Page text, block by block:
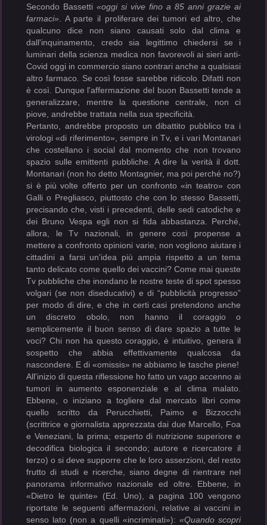
Secondo Bassetti «oggi si vive fino a 85 anni grazie ai
farmaci» . A parte il proliferare dei tumori ed altro, che
qualcuno dice non siano causati solo dal clima e
dall'inquinamento, credo sia legittimo chiedersi se i
luminari della scienza medica non favorevoli ai sieri anti-
Covid oggi in commercio siano contrari anche a qualsiasi
altro farmaco. Se così fosse sarebbe ridicolo. Difatti non
è così. Dunque l'affermazione del buon Bassetti tende a
generalizzare, mentre la questione centrale, non ci
piove, andrebbe trattata nella sua specificità.
Pertanto, andrebbe proposto un dibattito pubblico tra i
virologi «di riferimento», sempre in Tv, e i vari Montanari
che costellano i social dal momento che non trovano
spazio sulle emittenti pubbliche. A dire la verità il dott.
Montanari (non ho detto Montagnier, ma poi perché no?)
si è più volte offerto per un confronto «in teatro» con
Galli o Pregliasco, piuttosto che con lo stesso Bassetti,
precisando che, visti i precedenti, delle sedi catodiche e
dei Bruno Vespa egli non si fida abbastanza. Perché,
allora, le Tv nazionali, in genere così propense a
mettere a confronto opinioni varie, non vogliono aiutare i
cittadini a farsi un'idea più ampia rispetto a un tema
tanto delicato come quello dei vaccini? Come mai queste
Tv pubbliche che inondano le nostre teste di spot spesso
volgari (se non diseducativi) e di “pubblicità progresso”
per modo di dire, e che in certi casi pretendono anche
un discreto obolo, non hanno il coraggio o
semplicemente il buon senso di dare spazio a tutte le
voci? Chi non ha questo coraggio, è intuitivo, genera il
sospetto che abbia effettivamente qualcosa da
nascondere. E di «omissis» ne abbiamo le tasche piene!
All'inizio di questa riflessione ho fatto un vago accenno ai
tumori in aumento esponenziale e al clima malato.
Ebbene, o iniziano a togliere dal mercato libri come
quello scritto da Perucchietti, Paimo e Bizzocchi
(scrittrice e giornalista apprezzata dai due Marcello, Foa
e Veneziani, la prima; esperto di nutrizione superiore e
decodifica biologica il secondo; autore e ricercatore il
terzo) o si deve supporre che le loro asserzioni, del resto
frutto di studi e ricerche, siano degne di rientrare nel
panorama informativo nazionale ed oltre. Ebbene, in
«Dietro le quinte» (Ed. Uno), a pagina 100 vengono
riportate le seguenti affermazioni, relative ai vaccini in
senso lato (non a quelli «incriminati»): «Quando scopri